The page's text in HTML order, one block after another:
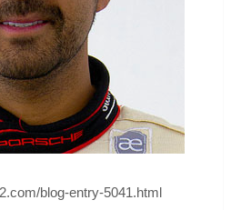
blog-entry-5041.html